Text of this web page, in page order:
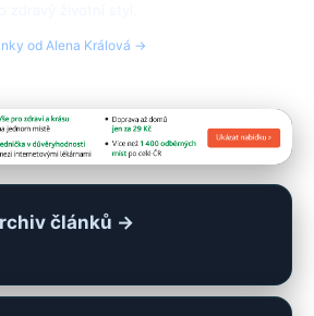
od Alena Králová →
článků →